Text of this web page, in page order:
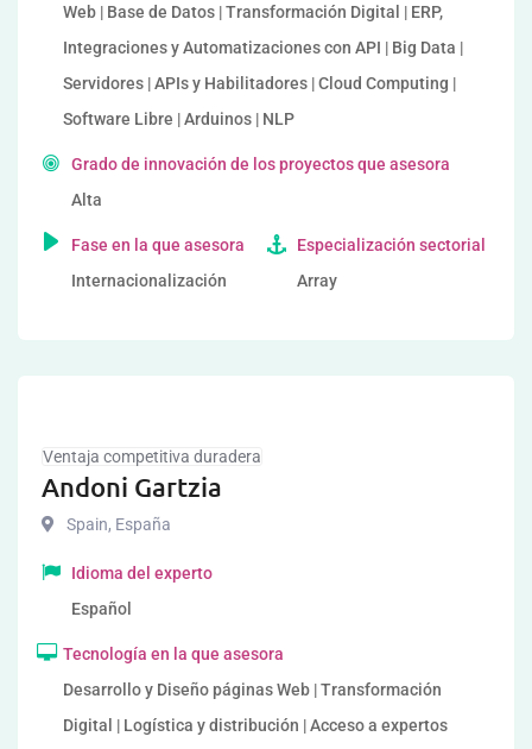
Web | Base de Datos | Transformación Digital | ERP,
Integraciones y Automatizaciones con API | Big Data |
Servidores | APIs y Habilitadores | Cloud Computing |
Software Libre | Arduinos | NLP
Grado de innovación de los proyectos que asesora
Alta
Fase en la que asesora
Internacionalización
Especialización sectorial
Array
Ventaja competitiva duradera
Andoni Gartzia
Spain, España
Idioma del experto
Español
Tecnología en la que asesora
Desarrollo y Diseño páginas Web | Transformación
Digital | Logística y distribución | Acceso a expertos